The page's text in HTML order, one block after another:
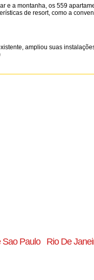
e a montanha, os 559
de resort, como a
ampliou suas
Sao Paulo Rio De